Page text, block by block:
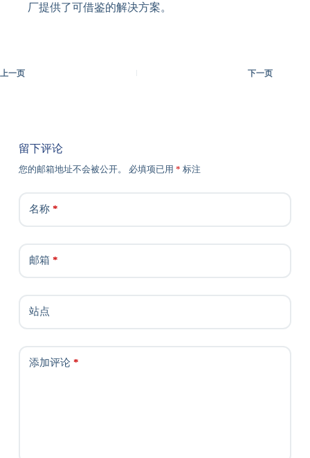
厂提供了可借鉴的解决方案。
上一页 下一页
留下评论
您的邮箱地址不会被公开。 必填项已用 * 标注
名称*
邮箱 *
站点
添加评论*